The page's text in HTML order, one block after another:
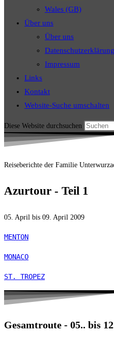
Wales (GB)
Über uns
Über uns
Datenschutzerklärung
Impressum
Links
Kontakt
Website-Suche umschalten
Diese Website durchsuchen
Reiseberichte der Familie
Azurtour - Teil 1
05. April bis 09. April 2009
MENTON
MONACO
ST. TROPEZ
Gesamtroute - 05.. bis